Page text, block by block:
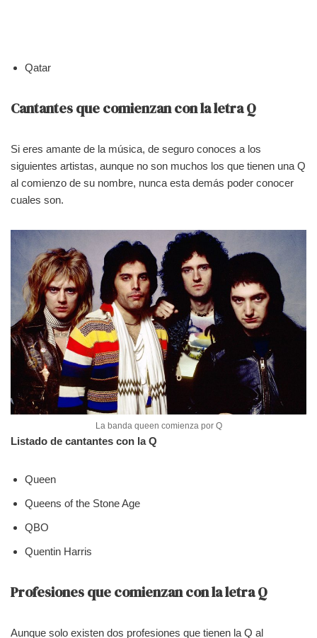
Qatar
Cantantes que comienzan con la letra Q
Si eres amante de la música, de seguro conoces a los
siguientes artistas, aunque no son muchos los que tienen una Q
al comienzo de su nombre, nunca esta demás poder conocer
cuales son.
La banda queen comienza por Q
Listado de cantantes con la Q
Queen
Queens of the Stone Age
QBO
Quentin Harris
Profesiones que comienzan con la letra Q
Aunque solo existen dos profesiones que tienen la Q al